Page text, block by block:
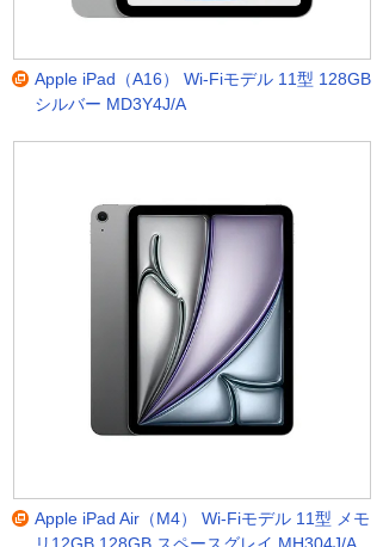
Apple iPad（A16） Wi-Fiモデル 11型 128GB
シルバー MD3Y4J/A
Apple iPad Air（M4） Wi-Fiモデル 11型 メモ
リ12GB 128GB スペースグレイ MH304J/A